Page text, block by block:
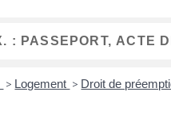
> Logement > Droit de